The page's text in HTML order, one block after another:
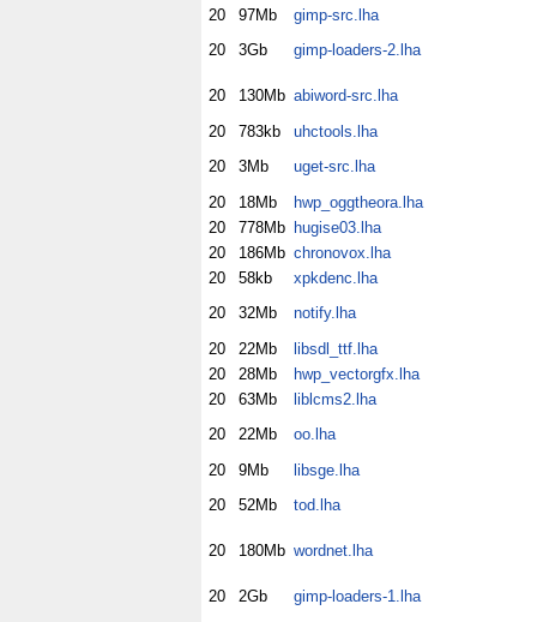
20
97Mb
gimp-src.lha
20
3Gb gimp-loaders-2.lha
20 130Mb abiword-src.lha
20
783kb
uhctools.lha
20
3Mb
uget-src.lha
20
18Mb
hwp_oggtheora.lha
20
778Mb hugise03.lha
20
186Mb chronovox.lha
20
58kb
xpkdenc.lha
20
32Mb
notify.lha
20
22Mb
libsdl_ttf.lha
20
28Mb
hwp_vectorgfx.lha
20
63Mb
liblcms2.lha
20
22Mb
oo.lha
20
9Mb
libsge.lha
20
52Mb tod.lha
20 180Mb wordnet.lha
20 2Gb
gimp-loaders-1.lha